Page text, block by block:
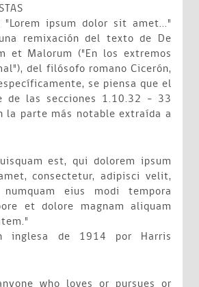
"Lorem ipsum dolor sit amet..."
remixación del texto de De
et Malorum ("En los extremos
del filósofo romano Cicerón,
se piensa que el
de las secciones 1.10.32 - 33
la parte más notable extraída a
est, qui dolorem ipsum
consectetur, adipisci velit,
eius modi tempora
et dolore magnam aliquam
inglesa de 1914 por Harris